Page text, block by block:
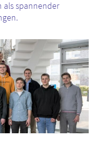
als spannender